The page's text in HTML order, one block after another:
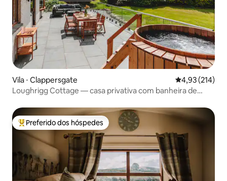
Vila ⋅ Clappersgate 4,93 de uma
4,93 (214)
Loughrigg Cottage — casa privativa com banheira de
Entre os melhores preferidos dos hóspedes
Preferido dos hóspedes